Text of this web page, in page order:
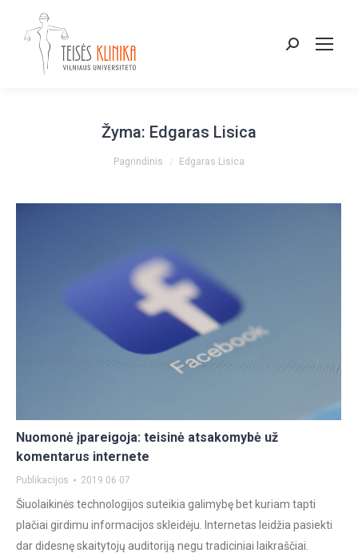
Paieška:
Žyma: Edgaras Lisica
You are here:
Pagrindinis Edgaras Lisica
Nuomonė įpareigoja: teisinė atsakomybė už
komentarus internete
Publikacijos 2019 06 07
Šiuolaikinės technologijos suteikia galimybę bet kuriam tapti
plačiai girdimu informacijos skleidėju. Internetas leidžia pasiekti
dar didesnę skaitytojų auditoriją negu tradiciniai laikraščiai.